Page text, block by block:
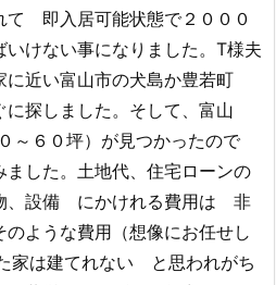
て 即入居可能状態で２０００
けない事になりました。T様夫
近い富山市の犬島か豊若町
探しました。そして、富山
６０坪）が見つかったので
ました。土地代、住宅ローンの
、設備 にかけれる費用は 非
ような費用（想像にお任せし
家は建てれない と思われがち